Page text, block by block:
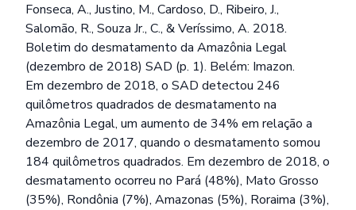
Fonseca, A., Justino, M., Cardoso, D., Ribeiro, J.,
Salomão, R., Souza Jr., C., & Veríssimo, A. 2018.
Boletim do desmatamento da Amazônia Legal
(dezembro de 2018) SAD (p. 1). Belém: Imazon.
Em dezembro de 2018, o SAD detectou 246
quilômetros quadrados de desmatamento na
Amazônia Legal, um aumento de 34% em relação a
dezembro de 2017, quando o desmatamento somou
184 quilômetros quadrados. Em dezembro de 2018, o
desmatamento ocorreu no Pará (48%), Mato Grosso
(35%), Rondônia (7%), Amazonas (5%), Roraima (3%),